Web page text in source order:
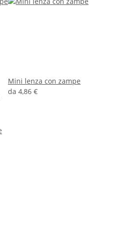
Mini lenza con zampe
da 4,86 €